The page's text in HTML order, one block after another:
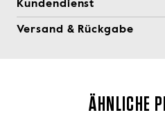
Kundendienst
Versand & Rückgabe
ÄHNLICHE